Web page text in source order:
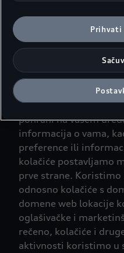
Spisak
Kolačić je mala
datoteka) za koju web
posjeti, traži dozvolu
pohrani na vašem
informacija o vama,
preference ili
kolačiće postavljamo
prve strane. Koristimo
odnosno kolačiće s
domene web lokacije
oglašivačke i
rečeno, kolačiće i
aktivnosti koristimo u
Prihvati